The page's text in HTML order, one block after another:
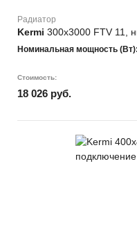
Радиатор
Kermi 300х3000 FTV 11,
Номинальная мощность (Вт):
Стоимость:
18 026 руб.